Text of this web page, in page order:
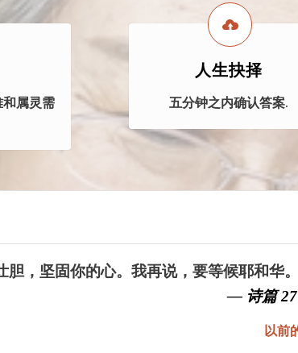
属灵需
人生抉择
五分钟之内确认答案.
，坚固你的心。我再说，要等候耶和华。
— 诗篇 27
以前